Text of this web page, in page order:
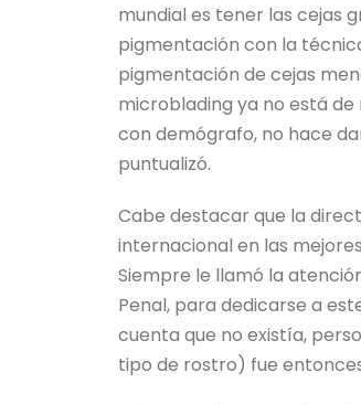
mundial es tener las cejas
pigmentación con la
pigmentación de cejas
microblading ya no está de
con demógrafo, no hace
puntualizó.
Cabe destacar que la
internacional en las
Siempre le llamó la
Penal, para dedicarse a
cuenta que no existía,
tipo de rostro) fue